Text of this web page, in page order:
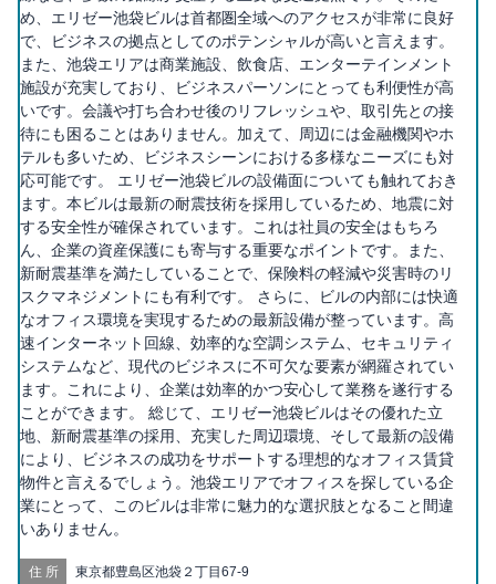
め、エリゼー池袋ビルは首都圏全域へのアクセスが非常に良好
で、ビジネスの拠点としてのポテンシャルが高いと言えます。
また、池袋エリアは商業施設、飲食店、エンターテインメント
施設が充実しており、ビジネスパーソンにとっても利便性が高
いです。会議や打ち合わせ後のリフレッシュや、取引先との接
待にも困ることはありません。加えて、周辺には金融機関やホ
テルも多いため、ビジネスシーンにおける多様なニーズにも対
応可能です。 エリゼー池袋ビルの設備面についても触れておき
ます。本ビルは最新の耐震技術を採用しているため、地震に対
する安全性が確保されています。これは社員の安全はもちろ
ん、企業の資産保護にも寄与する重要なポイントです。また、
新耐震基準を満たしていることで、保険料の軽減や災害時のリ
スクマネジメントにも有利です。 さらに、ビルの内部には快適
なオフィス環境を実現するための最新設備が整っています。高
速インターネット回線、効率的な空調システム、セキュリティ
システムなど、現代のビジネスに不可欠な要素が網羅されてい
ます。これにより、企業は効率的かつ安心して業務を遂行する
ことができます。 総じて、エリゼー池袋ビルはその優れた立
地、新耐震基準の採用、充実した周辺環境、そして最新の設備
により、ビジネスの成功をサポートする理想的なオフィス賃貸
物件と言えるでしょう。池袋エリアでオフィスを探している企
業にとって、このビルは非常に魅力的な選択肢となること間違
いありません。
住所 東京都豊島区池袋２丁目67-9